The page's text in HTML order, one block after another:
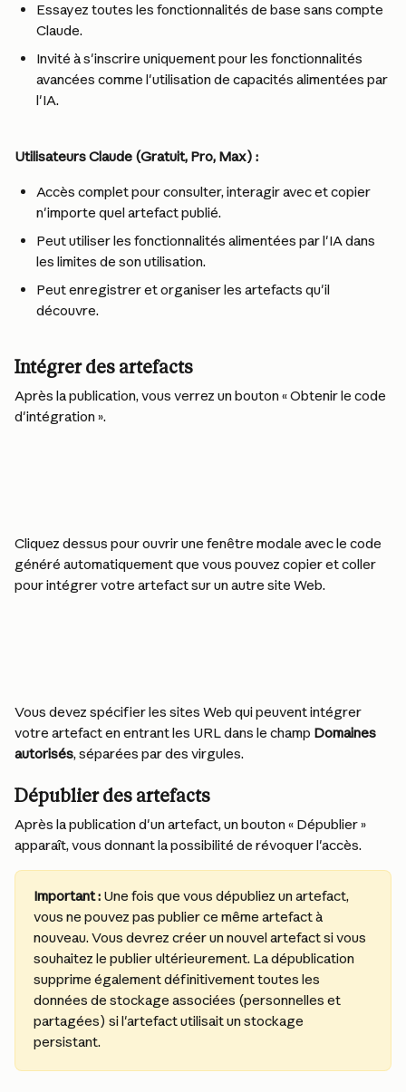
Essayez toutes les fonctionnalités de base sans compte
Claude.
Invité à s'inscrire uniquement pour les fonctionnalités
avancées comme l'utilisation de capacités alimentées par
l'IA.
Utilisateurs Claude (Gratuit, Pro, Max) :
Accès complet pour consulter, interagir avec et copier
n'importe quel artefact publié.
Peut utiliser les fonctionnalités alimentées par l'IA dans
les limites de son utilisation.
Peut enregistrer et organiser les artefacts qu'il
découvre.
Intégrer des artefacts
Après la publication, vous verrez un bouton « Obtenir le code
d'intégration ».
Cliquez dessus pour ouvrir une fenêtre modale avec le code
généré automatiquement que vous pouvez copier et coller
pour intégrer votre artefact sur un autre site Web.
Vous devez spécifier les sites Web qui peuvent intégrer
votre artefact en entrant les URL dans le champ Domaines
autorisés, séparées par des virgules.
Dépublier des artefacts
Après la publication d'un artefact, un bouton « Dépublier »
apparaît, vous donnant la possibilité de révoquer l'accès.
Important : Une fois que vous dépubliez un artefact,
vous ne pouvez pas publier ce même artefact à
nouveau. Vous devrez créer un nouvel artefact si vous
souhaitez le publier ultérieurement. La dépublication
supprime également définitivement toutes les
données de stockage associées (personnelles et
partagées) si l'artefact utilisait un stockage
persistant.